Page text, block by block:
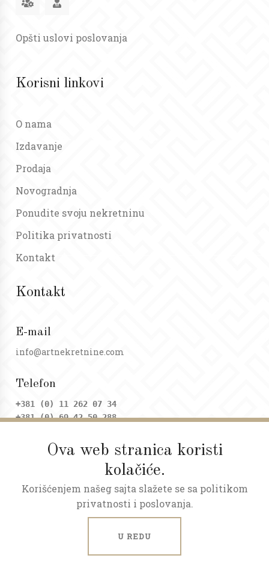
Ova web stranica koristi
kolačiće.
Korišćenjem našeg sajta slažete se sa politikom
privatnosti i poslovanja.
U REDU
Opšti uslovi poslovanja
Korisni linkovi
O nama
Izdavanje
Prodaja
Novogradnja
Ponudite svoju nekretninu
Politika privatnosti
Kontakt
Kontakt
E-mail
info@artnekretnine.com
Telefon
+381 (0) 11 262 07 34
+381 (0) 69 42 50 288
Adresa
Dositejeva 9, Trg republike
Radno vreme
Ponedeljak - petak: 09 - 20h